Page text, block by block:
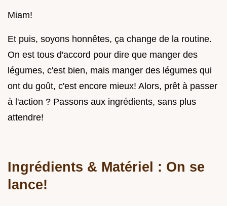
Miam!
Et puis, soyons honnêtes, ça change de la routine.
On est tous d'accord pour dire que manger des
légumes, c'est bien, mais manger des légumes qui
ont du goût, c'est encore mieux! Alors, prêt à passer
à l'action ? Passons aux ingrédients, sans plus
attendre!
Ingrédients & Matériel : On se
lance!